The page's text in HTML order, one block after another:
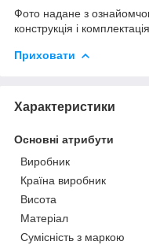
Фото надане з
конструкція і
Приховати
Характеристики
Основні атрибути
Виробник
Країна виробник
Висота
Матеріал
Сумісність з маркою